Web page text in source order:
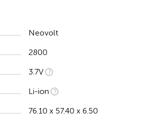
Neovolt
2800
3.7V
Li-ion
76.10 x 57.40 x 6.50